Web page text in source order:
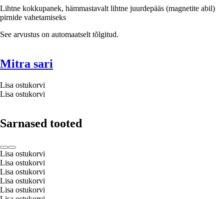
Lihtne kokkupanek, hämmastavalt lihtne juurdepääs (magnetite abil)
pirnide vahetamiseks
See arvustus on automaatselt tõlgitud.
Mitra sari
Lisa ostukorvi
Lisa ostukorvi
Sarnased tooted
Lisa ostukorvi
Lisa ostukorvi
Lisa ostukorvi
Lisa ostukorvi
Lisa ostukorvi